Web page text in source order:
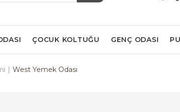
ÇOCUK KOLTUĞU GENÇ ODASI
West Yemek Odası